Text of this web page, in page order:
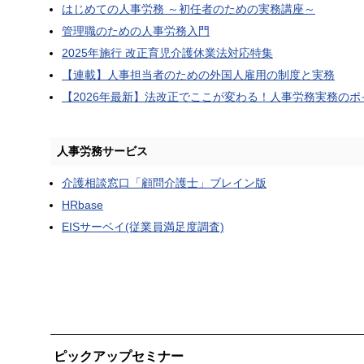
はじめての人事労務 ～初任者のための実務講座～
管理職のための人事労務入門
2025年施行 改正育児介護休業法対応特集
【連載】人事担当者のための外国人雇用の制度と実務
【2026年最新】法改正でここが変わる！人事労務実務のポ
人事労務サービス
介護相談窓口「顧問介護士」ブレイン版
HRbase
EISサーベイ(従業員満足度調査)
ピックアップセミナー